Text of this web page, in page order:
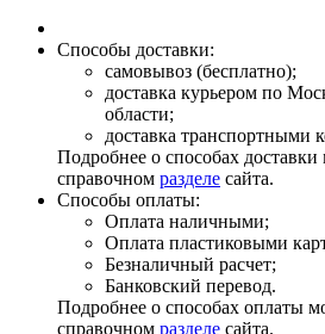
Способы доставки:
самовывоз (бесплатно);
доставка курьером по
области;
доставка транспортными
Подробнее о способах
справочном разделе сайта.
Способы оплаты:
Оплата наличными;
Оплата пластиковыми
Безналичный расчет;
Банковский перевод.
Подробнее о способах оплаты
справочном разделе сайта.